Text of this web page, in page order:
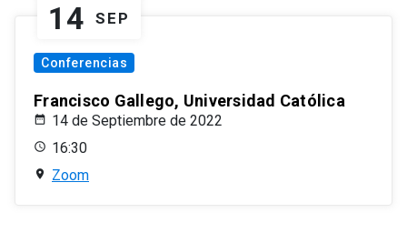
14 SEP
Conferencias
Francisco Gallego, Universidad Católica
14 de Septiembre de 2022
16:30
Zoom